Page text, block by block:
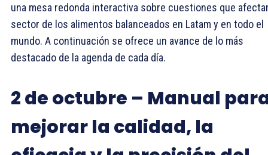
una mesa redonda interactiva sobre cuestiones que
sector de los alimentos balanceados en Latam y en todo el
mundo. A continuación se ofrece un avance de lo más
destacado de la agenda de cada día.
2 de octubre – Manual
mejorar la calidad, la